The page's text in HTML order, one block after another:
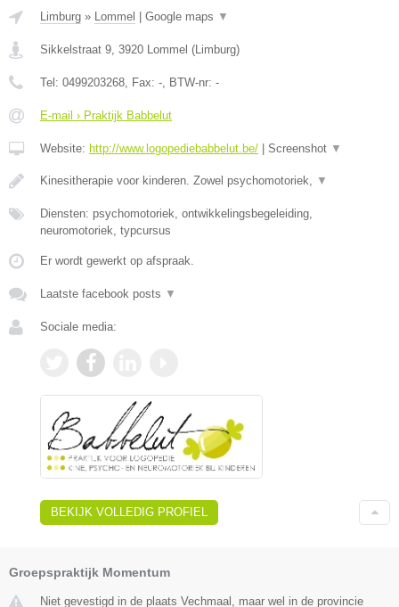
Limburg » Lommel Google maps ▼
Sikkelstraat 9, 3920 Lommel (Limburg)
Tel: 0499203268, Fax: -, BTW-nr: -
E-mail › Praktijk Babbelut
Website: http://www.logopediebabbelut.be/ Screenshot ▼
Kinesitherapie voor kinderen. Zowel psychomotoriek, ▼
Diensten: psychomotoriek, ontwikkelingsbegeleiding,
neuromotoriek, typcursus
Er wordt gewerkt op afspraak.
Laatste facebook posts ▼
Sociale media:
BEKIJK VOLLEDIG PROFIEL
Groepspraktijk Momentum
Niet gevestigd in de plaats Vechmaal, maar wel in de provincie